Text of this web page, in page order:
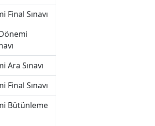
Final Sınavı
Ara Sınavı
Final Sınavı
Bütünleme